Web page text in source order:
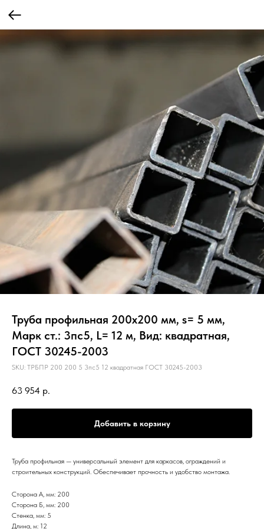
Труба профильная 200х200 мм, s= 5 мм,
Марк ст.: 3пс5, L= 12 м, Вид: квадратная,
ГОСТ 30245-2003
SKU: ТРБПР 200 200 5 3пс5 12 квадратная ГОСТ 30245-2003
63 954 р.
Добавить в корзину
Труба профильная — универсальный элемент для каркасов, ограждений и
строительных конструкций. Обеспечивает прочность и удобство монтажа.
Сторона А, мм: 200
Сторона Б, мм: 200
Стенка, мм: 5
Длина, м: 12